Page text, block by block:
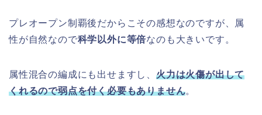
プレオープン制覇後だからこその感想なのですが、属
性が自然なので科学以外に等倍なのも大きいです。
属性混合の編成にも出せますし、 火力は火傷が出して
くれるので弱点を付く必要もありません。